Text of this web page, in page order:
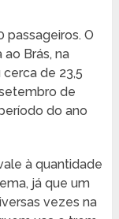
passageiros. O
ao Brás, na
de 23,5
de
do ano
à quantidade
já que um
vezes na